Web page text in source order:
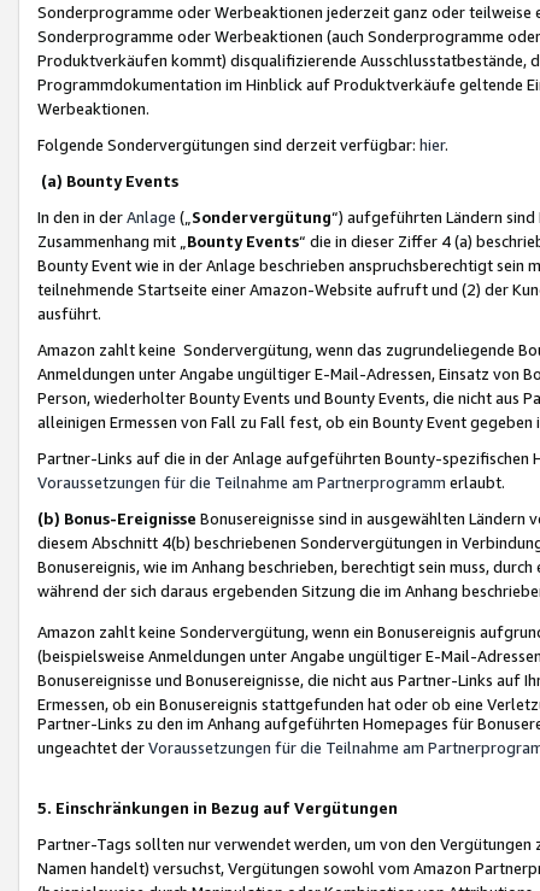
Sonderprogramme oder Werbeaktionen jederzeit ganz oder
Sonderprogramme oder Werbeaktionen (auch Sonderprogramme
Produktverkäufen kommt) disqualifizierende Ausschlusstatbestände,
Programmdokumentation im Hinblick auf Produktverkäufe geltende
Werbeaktionen.
Folgende Sondervergütungen sind derzeit verfügbar: hier.
(a) Bounty Events
In den in derAnlage („ Sondervergütung“) aufgeführten Ländern
Zusammenhang mit „ Bounty Events“ die in dieser Ziffer 4 (a)
Bounty Event wie in der Anlage beschrieben anspruchsberechtigt sein
teilnehmende Startseite einer Amazon-Website aufruft und (2) der
ausführt.
Amazon zahlt keine Sondervergütung, wenn das zugrundeliegende
Anmeldungen unter Angabe ungültiger E-Mail-Adressen, Einsatz von
Person, wiederholter Bounty Events und Bounty Events, die nicht
alleinigen Ermessen von Fall zu Fall fest, ob ein Bounty Event
Partner-Links auf die in der Anlage aufgeführten Bounty-spezifischen
Voraussetzungen für die Teilnahme am Partnerprogramm erlaubt.
(b) Bonus-Ereignisse Bonusereignisse sind in ausgewählten Ländern
diesem Abschnitt 4(b) beschriebenen Sondervergütungen in
Bonusereignis, wie im Anhang beschrieben, berechtigt sein muss,
während der sich daraus ergebenden Sitzung die im Anhang
Amazon zahlt keine Sondervergütung, wenn ein Bonusereignis
(beispielsweise Anmeldungen unter Angabe ungültiger E-Mail-
Bonusereignisse und Bonusereignisse, die nicht aus Partner-Links auf
Ermessen, ob ein Bonusereignis stattgefunden hat oder ob eine
Partner-Links zu den im Anhang aufgeführten Homepages für
ungeachtet derVoraussetzungen für die Teilnahme am
5. Einschränkungen in Bezug auf Vergütungen
Partner-Tags sollten nur verwendet werden, um von den
Namen handelt) versuchst, Vergütungen sowohl vom Amazon